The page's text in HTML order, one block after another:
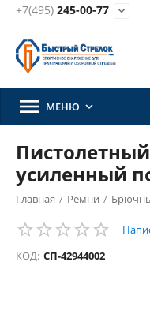
+7(495) 245-00-77 
 МЕНЮ 
усиленный
Главная / Ремни /
КОД: СП-42944002